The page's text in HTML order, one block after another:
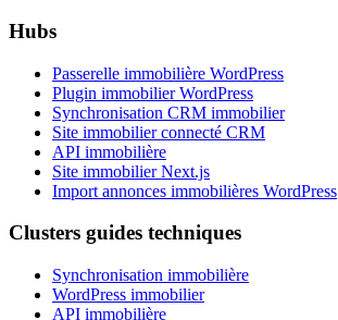
Hubs
Passerelle immobilière WordPress
Plugin immobilier WordPress
Synchronisation CRM immobilier
Site immobilier connecté CRM
API immobilière
Site immobilier Next.js
Import annonces immobilières WordPress
Clusters guides techniques
Synchronisation immobilière
WordPress immobilier
API immobilière